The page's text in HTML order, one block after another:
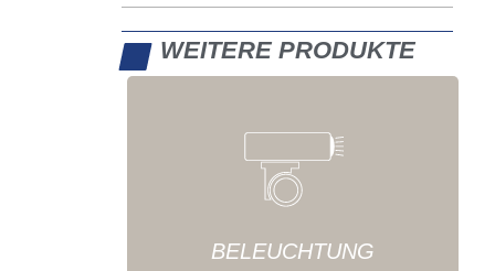
WEITERE PRODUKTE
BELEUCHTUNG